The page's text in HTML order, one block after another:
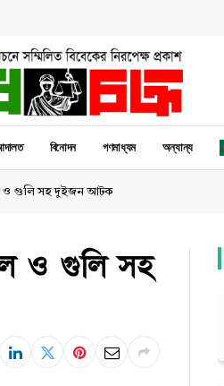
বিনোদন গণমাধ্যম অন্যান্য
ও গুলি সহ দুইজন আটক
ও গুলি সহ